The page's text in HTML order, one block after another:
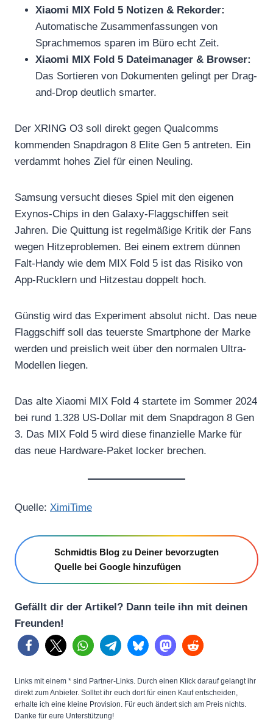
Xiaomi MIX Fold 5 Notizen & Rekorder:
Automatische Zusammenfassungen von
Sprachmemos sparen im Büro echt Zeit.
Xiaomi MIX Fold 5 Dateimanager & Browser:
Das Sortieren von Dokumenten gelingt per Drag-
and-Drop deutlich smarter.
Der XRING O3 soll direkt gegen Qualcomms
kommenden Snapdragon 8 Elite Gen 5 antreten. Ein
verdammt hohes Ziel für einen Neuling.
Samsung versucht dieses Spiel mit den eigenen
Exynos-Chips in den Galaxy-Flaggschiffen seit
Jahren. Die Quittung ist regelmäßige Kritik der Fans
wegen Hitzeproblemen. Bei einem extrem dünnen
Falt-Handy wie dem MIX Fold 5 ist das Risiko von
App-Rucklern und Hitzestau doppelt hoch.
Günstig wird das Experiment absolut nicht. Das neue
Flaggschiff soll das teuerste Smartphone der Marke
werden und preislich weit über den normalen Ultra-
Modellen liegen.
Das alte Xiaomi MIX Fold 4 startete im Sommer 2024
bei rund 1.328 US-Dollar mit dem Snapdragon 8 Gen
3. Das MIX Fold 5 wird diese finanzielle Marke für
das neue Hardware-Paket locker brechen.
Quelle: XimiTime
Schmidtis Blog zu Deiner bevorzugten
Quelle bei Google hinzufügen
Gefällt dir der Artikel? Dann teile ihn mit deinen
Freunden!
Links mit einem * sind Partner-Links. Durch einen Klick darauf gelangt ihr
direkt zum Anbieter. Solltet ihr euch dort für einen Kauf entscheiden,
erhalte ich eine kleine Provision. Für euch ändert sich am Preis nichts.
Danke für eure Unterstützung!